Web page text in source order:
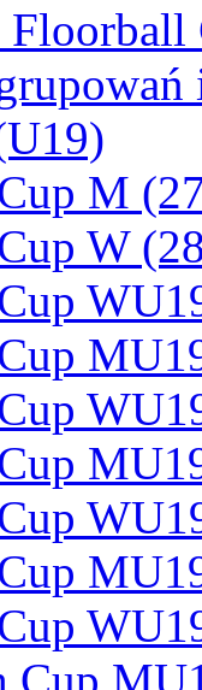
Floorball
M
W
Cup